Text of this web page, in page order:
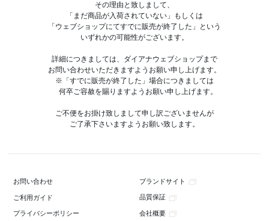
その理由と致しまして、
「まだ商品が入荷されていない」もしくは
「ウェブショップにてすでに販売が終了した」という
いずれかの可能性がございます。
詳細につきましては、ダイアナウェブショップまで
お問い合わせいただきますようお願い申し上げます。
※「すでに販売が終了した」場合につきましては
何卒ご容赦を賜りますようお願い申し上げます。
ご不便をお掛け致しまして申し訳ございませんが
ご了承下さいますようお願い致します。
お問い合わせ ブランドサイト
ご利用ガイド 品質保証
プライバシーポリシー 会社概要